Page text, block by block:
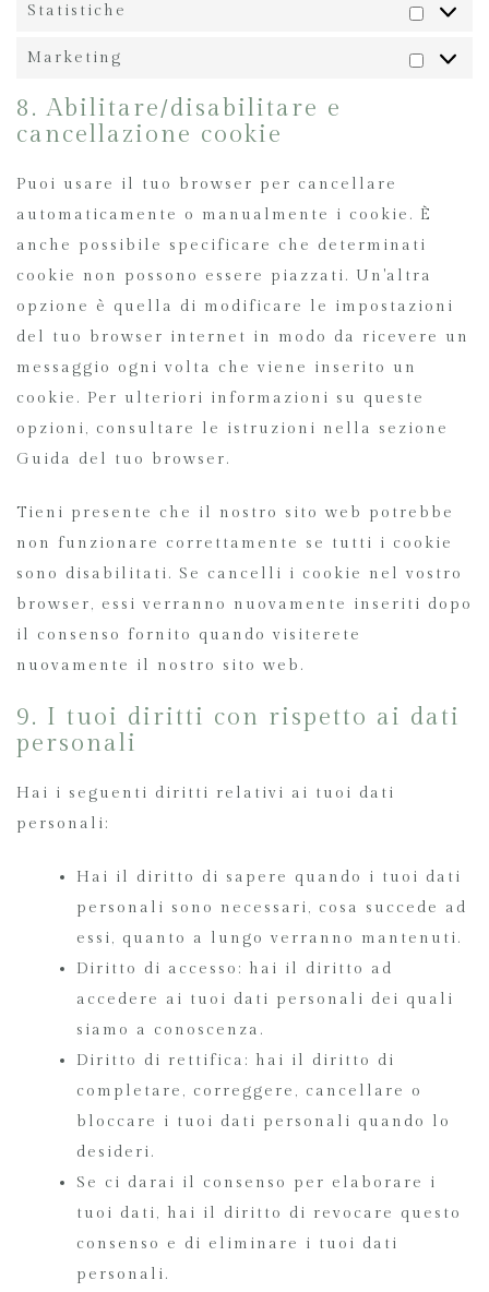
Statistiche
Marketing
8. Abilitare/disabilitare e
cancellazione cookie
Puoi usare il tuo browser per cancellare
automaticamente o manualmente i cookie. È
anche possibile specificare che determinati
cookie non possono essere piazzati. Un'altra
opzione è quella di modificare le impostazioni
del tuo browser internet in modo da ricevere un
messaggio ogni volta che viene inserito un
cookie. Per ulteriori informazioni su queste
opzioni, consultare le istruzioni nella sezione
Guida del tuo browser.
Tieni presente che il nostro sito web potrebbe
non funzionare correttamente se tutti i cookie
sono disabilitati. Se cancelli i cookie nel vostro
browser, essi verranno nuovamente inseriti dopo
il consenso fornito quando visiterete
nuovamente il nostro sito web.
9. I tuoi diritti con rispetto ai dati
personali
Hai i seguenti diritti relativi ai tuoi dati
personali:
Hai il diritto di sapere quando i tuoi dati
personali sono necessari, cosa succede ad
essi, quanto a lungo verranno mantenuti.
Diritto di accesso: hai il diritto ad
accedere ai tuoi dati personali dei quali
siamo a conoscenza.
Diritto di rettifica: hai il diritto di
completare, correggere, cancellare o
bloccare i tuoi dati personali quando lo
desideri.
Se ci darai il consenso per elaborare i
tuoi dati, hai il diritto di revocare questo
consenso e di eliminare i tuoi dati
personali.